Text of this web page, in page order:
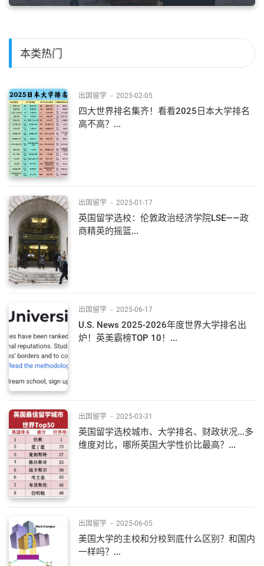
本类热门
出国留学 - 2025-02-05
四大世界排名集齐！看看2025日本大学排名
高不高？...
出国留学 - 2025-01-17
英国留学选校：伦敦政治经济学院LSE——政
商精英的摇篮...
出国留学 - 2025-06-17
U.S. News 2025-2026年度世界大学排名出
炉！英美霸榜TOP 10！...
出国留学 - 2025-03-31
英国留学选校城市、大学排名、财政状况...多
维度对比，哪所英国大学性价比最高？...
出国留学 - 2025-06-05
美国大学的主校和分校到底什么区别？和国内
一样吗？...